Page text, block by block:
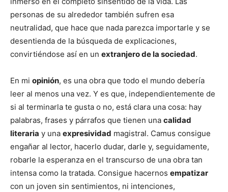
personas de su alrededor también sufren esa
neutralidad, que hace que nada parezca importarle y se
desentienda de la búsqueda de explicaciones,
convirtiéndose así en un extranjero de la sociedad.
En mi opinión, es una obra que todo el mundo debería
leer al menos una vez. Y es que, independientemente de
si al terminarla te gusta o no, está clara una cosa: hay
palabras, frases y párrafos que tienen una calidad
literaria y una expresividad magistral. Camus consigue
engañar al lector, hacerlo dudar, darle y, seguidamente,
robarle la esperanza en el transcurso de una obra tan
intensa como la tratada. Consigue hacernos empatizar
con un joven sin sentimientos, ni intenciones,